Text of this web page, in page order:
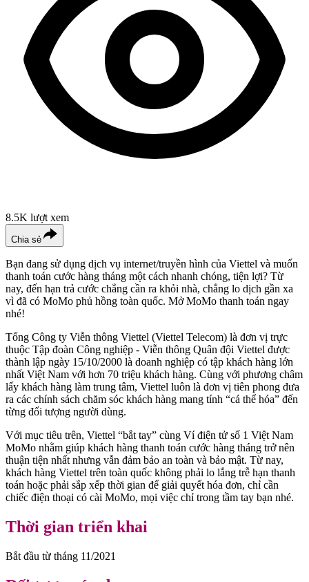
8.5K lượt xem
Chia sẻ
Bạn đang sử dụng dịch vụ internet/truyền hình của Viettel và muốn
thanh toán cước hàng tháng một cách nhanh chóng, tiện lợi? Từ
nay, đến hạn trả cước chẳng cần ra khỏi nhà, chẳng lo dịch gần xa
vì đã có MoMo phủ hồng toàn quốc. Mở MoMo thanh toán ngay
nhé!
Tổng Công ty Viễn thông Viettel (Viettel Telecom) là đơn vị trực
thuộc Tập đoàn Công nghiệp - Viễn thông Quân đội Viettel được
thành lập ngày 15/10/2000 là doanh nghiệp có tập khách hàng lớn
nhất Việt Nam với hơn 70 triệu khách hàng. Cùng với phương châm
lấy khách hàng làm trung tâm, Viettel luôn là đơn vị tiên phong đưa
ra các chính sách chăm sóc khách hàng mang tính “cá thể hóa” đến
từng đối tượng người dùng.
Với mục tiêu trên, Viettel “bắt tay” cùng Ví điện tử số 1 Việt Nam
MoMo nhằm giúp khách hàng thanh toán cước hàng tháng trở nên
thuận tiện nhất nhưng vẫn đảm bảo an toàn và bảo mật. Từ nay,
khách hàng Viettel trên toàn quốc không phải lo lắng trễ hạn thanh
toán hoặc phải sắp xếp thời gian để giải quyết hóa đơn, chỉ cần
chiếc điện thoại có cài MoMo, mọi việc chỉ trong tầm tay bạn nhé.
Thời gian triển khai
Bắt đầu từ tháng 11/2021